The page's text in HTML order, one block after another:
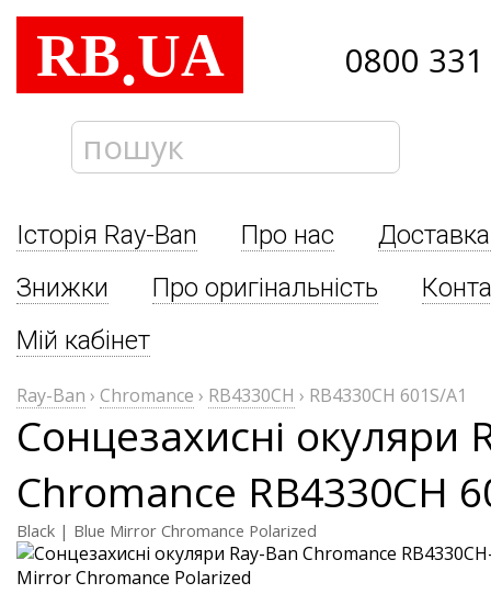
RB.UA 0800
Історія Ray-Ban Про нас
Знижки
Про оригінальність
Мій кабінет
Ray-Ban › Chromance › RB4330CH › RB4330CH 601S/A1
Сонцезахисні окуляри
Chromance RB4330CH
Black | Blue Mirror Chromance Polarized